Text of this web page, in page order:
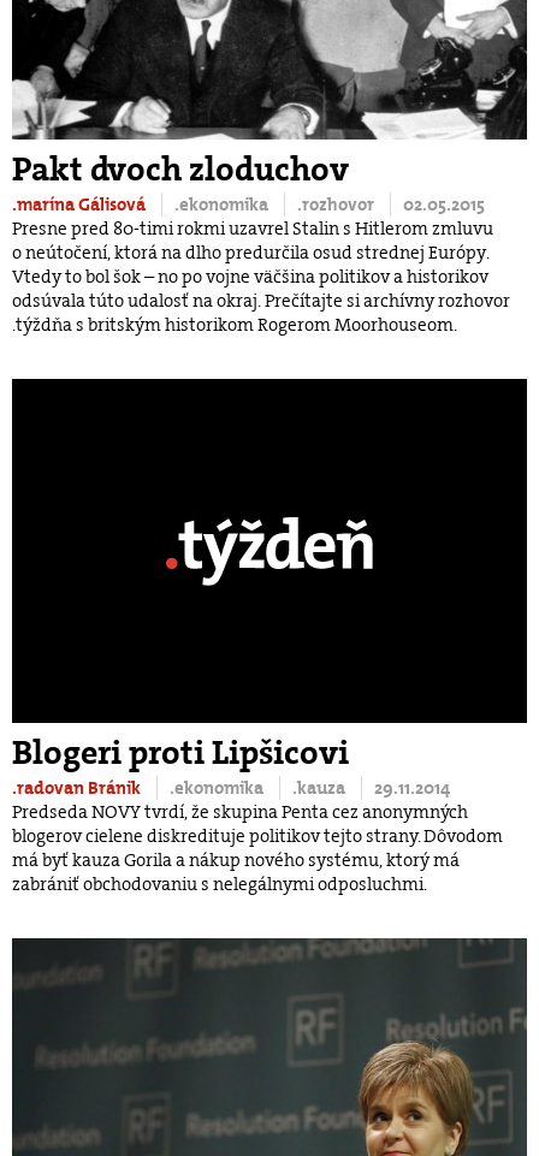
Pakt dvoch zloduchov
.marína Gálisová .ekonomika .rozhovor
02.05.2015
Presne pred 80-timi rokmi uzavrel Stalin s Hitlerom zmluvu
o neútočení, ktorá na dlho predurčila osud strednej Európy.
Vtedy to bol šok – no po vojne väčšina politikov a historikov
odsúvala túto udalosť na okraj. Prečítajte si archívny rozhovor
.týždňa s britským historikom Rogerom Moorhouseom.
Blogeri proti Lipšicovi
.radovan Bránik .ekonomika .kauza
29.11.2014
Predseda NOVY tvrdí, že skupina Penta cez anonymných
blogerov cielene diskredituje politikov tejto strany. Dôvodom
má byť kauza Gorila a nákup nového systému, ktorý má
zabrániť obchodovaniu s nelegálnymi odposluchmi.